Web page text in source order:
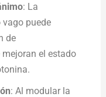
: La
puede
de
el estado
: Al modular la